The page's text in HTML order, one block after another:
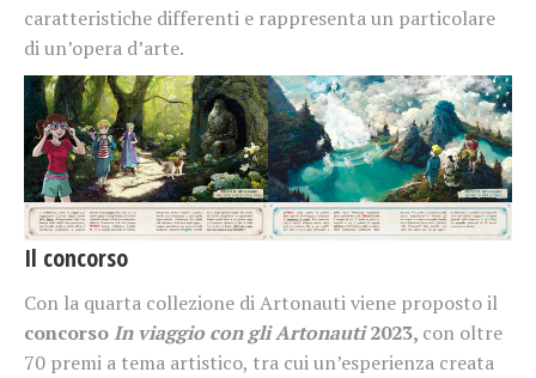
caratteristiche differenti e rappresenta un particolare
di un’opera d’arte.
Il concorso
Con la quarta collezione di Artonauti viene proposto il
concorsoIn viaggio con gli Artonauti2023, con oltre
70 premi a tema artistico, tra cui un’esperienza creata